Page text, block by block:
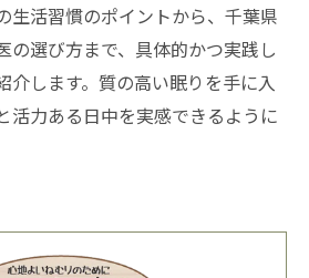
生活習慣のポイントから、千葉県
の選び方まで、具体的かつ実践し
介します。質の高い眠りを手に入
活力ある日中を実感できるように